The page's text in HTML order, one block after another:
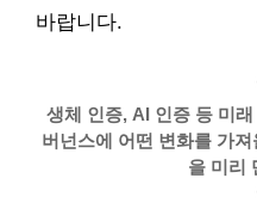
바랍니다.
생체 인증, AI 인증 등 미
버넌스에 어떤 변화를 가
을 미리